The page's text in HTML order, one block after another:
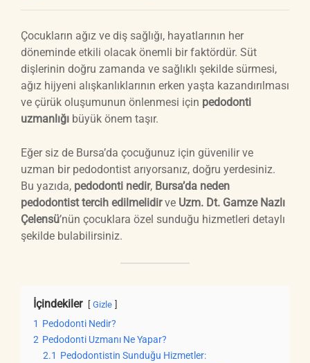
Çocukların ağız ve diş sağlığı, hayatlarının her
döneminde etkili olacak önemli bir faktördür. Süt
dişlerinin doğru zamanda ve sağlıklı şekilde sürmesi,
ağız hijyeni alışkanlıklarının erken yaşta kazandırılması
ve çürük oluşumunun önlenmesi için pedodonti
uzmanlığı büyük önem taşır.
Eğer siz de Bursa’da çocuğunuz için güvenilir ve
uzman bir pedodontist arıyorsanız, doğru yerdesiniz.
Bu yazıda, pedodonti nedir, Bursa’da neden
pedodontist tercih edilmelidirve Uzm. Dt. Gamze Nazlı
Çelensü’nün çocuklara özel sunduğu hizmetleri detaylı
şekilde bulabilirsiniz.
İçindekiler Gizle
1 Pedodonti Nedir?
2 Pedodonti Uzmanı Ne Yapar?
2.1 Pedodontistin Sunduğu Hizmetler: